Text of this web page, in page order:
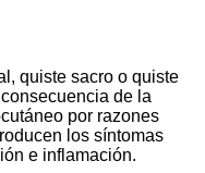
quiste sacro o quiste
de la
por razones
los síntomas
e inflamación.